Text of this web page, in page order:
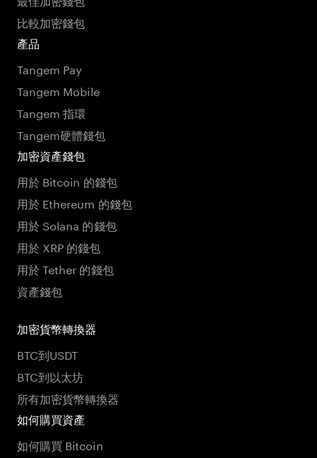
比較加密錢包
產品
Tangem Pay
Tangem Mobile
Tangem 指環
Tangem硬體錢包
加密資產錢包
用於 Bitcoin 的錢包
用於 Ethereum 的錢包
用於 Solana 的錢包
用於 XRP 的錢包
用於 Tether 的錢包
資產錢包
加密貨幣轉換器
BTC到USDT
BTC到以太坊
所有加密貨幣轉換器
如何購買資產
如何購買 Bitcoin